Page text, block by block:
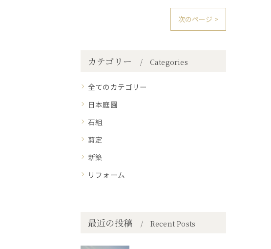
次のページ >
カテゴリー Categories
全てのカテゴリー
日本庭園
石組
剪定
新築
リフォーム
最近の投稿 Recent Posts